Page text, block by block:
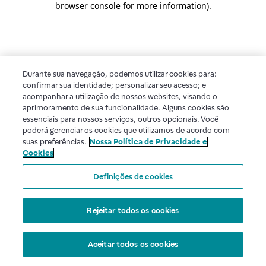
browser console for more information).
Durante sua navegação, podemos utilizar cookies para:
confirmar sua identidade; personalizar seu acesso; e
acompanhar a utilização de nossos websites, visando o
aprimoramento de sua funcionalidade. Alguns cookies são
essenciais para nossos serviços, outros opcionais. Você
poderá gerenciar os cookies que utilizamos de acordo com
suas preferências. Nossa Política de Privacidade e
Cookies
Definições de cookies
Rejeitar todos os cookies
Aceitar todos os cookies